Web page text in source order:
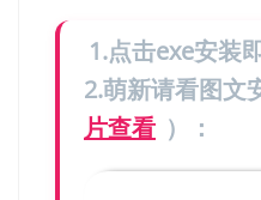
1.点击exe安装
2.萌新请看图文
片查看 ）：